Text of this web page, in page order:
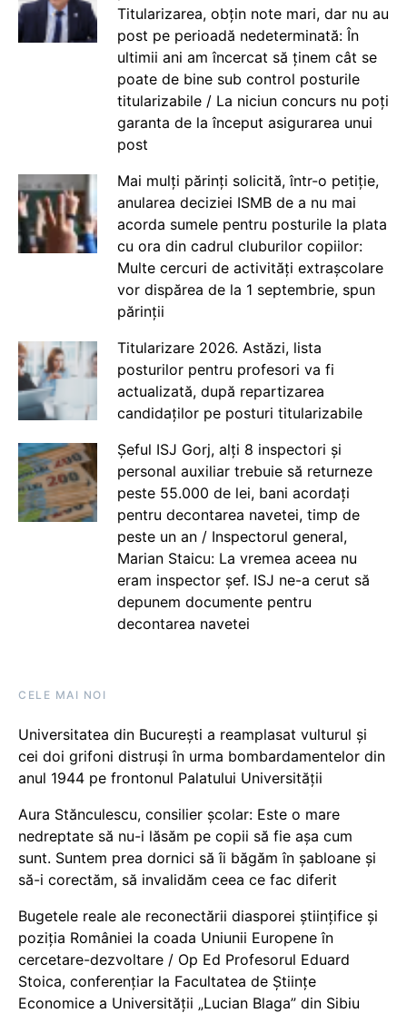
Titularizarea, obțin note mari, dar nu au
post pe perioadă nedeterminată: În
ultimii ani am încercat să ținem cât se
poate de bine sub control posturile
titularizabile / La niciun concurs nu poți
garanta de la început asigurarea unui
post
Mai mulți părinți solicită, într-o petiție,
anularea deciziei ISMB de a nu mai
acorda sumele pentru posturile la plata
cu ora din cadrul cluburilor copiilor:
Multe cercuri de activități extrașcolare
vor dispărea de la 1 septembrie, spun
părinții
Titularizare 2026. Astăzi, lista
posturilor pentru profesori va fi
actualizată, după repartizarea
candidaților pe posturi titularizabile
Șeful ISJ Gorj, alți 8 inspectori și
personal auxiliar trebuie să returneze
peste 55.000 de lei, bani acordați
pentru decontarea navetei, timp de
peste un an / Inspectorul general,
Marian Staicu: La vremea aceea nu
eram inspector șef. ISJ ne-a cerut să
depunem documente pentru
decontarea navetei
CELE MAI NOI
Universitatea din București a reamplasat vulturul și
cei doi grifoni distruși în urma bombardamentelor din
anul 1944 pe frontonul Palatului Universității
Aura Stănculescu, consilier școlar: Este o mare
nedreptate să nu-i lăsăm pe copii să fie așa cum
sunt. Suntem prea dornici să îi băgăm în șabloane și
să-i corectăm, să invalidăm ceea ce fac diferit
Bugetele reale ale reconectării diasporei științifice și
poziția României la coada Uniunii Europene în
cercetare-dezvoltare / Op Ed Profesorul Eduard
Stoica, conferențiar la Facultatea de Științe
Economice a Universității „Lucian Blaga” din Sibiu